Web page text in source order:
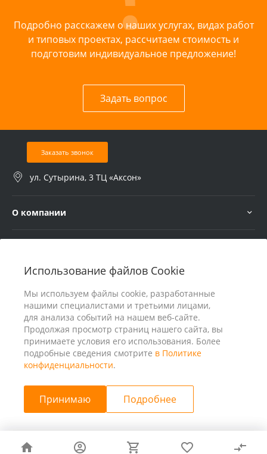
Использование файлов Cookie
Мы используем файлы cookie, разработанные
нашими специалистами и третьими лицами,
для анализа событий на нашем веб-сайте.
Продолжая просмотр страниц нашего сайта, вы
принимаете условия его использования. Более
подробные сведения смотрите в Политике
конфиденциальности.
Принимаю Подробнее
Подробно расскажем о наших услугах, видах работ
и типовых проектах, рассчитаем стоимость и
подготовим индивидуальное предложение!
Задать вопрос
Заказать звонок
ул. Сутырина, 3 ТЦ «Аксон»
О компании
© 2026 ООО «25 Киловатт» ИНН 4401188290, Все права
защищены